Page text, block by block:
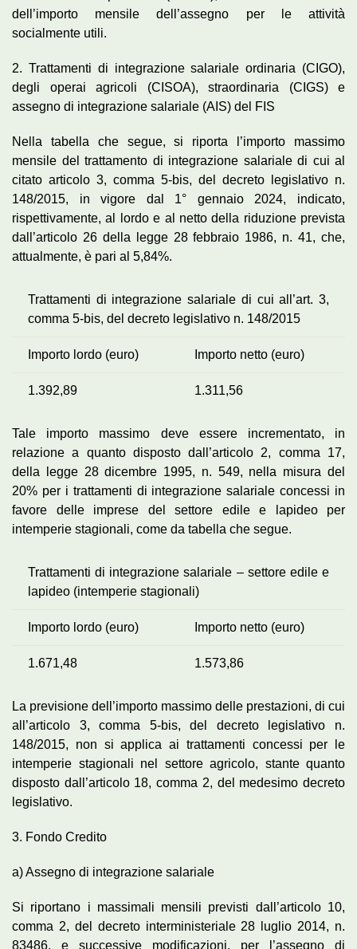
dell’importo mensile dell’assegno per le attività
socialmente utili.
2. Trattamenti di integrazione salariale ordinaria (CIGO),
degli operai agricoli (CISOA), straordinaria (CIGS) e
assegno di integrazione salariale (AIS) del FIS
Nella tabella che segue, si riporta l’importo massimo
mensile del trattamento di integrazione salariale di cui al
citato articolo 3, comma 5-bis, del decreto legislativo n.
148/2015, in vigore dal 1° gennaio 2024, indicato,
rispettivamente, al lordo e al netto della riduzione prevista
dall’articolo 26 della legge 28 febbraio 1986, n. 41, che,
attualmente, è pari al 5,84%.
Trattamenti di integrazione salariale di cui all’art. 3,
comma 5-bis, del decreto legislativo n. 148/2015
Importo lordo (euro) Importo netto (euro)
1.392,89 1.311,56
Tale importo massimo deve essere incrementato, in
relazione a quanto disposto dall’articolo 2, comma 17,
della legge 28 dicembre 1995, n. 549, nella misura del
20% per i trattamenti di integrazione salariale concessi in
favore delle imprese del settore edile e lapideo per
intemperie stagionali, come da tabella che segue.
Trattamenti di integrazione salariale – settore edile e
lapideo (intemperie stagionali)
Importo lordo (euro) Importo netto (euro)
1.671,48 1.573,86
La previsione dell’importo massimo delle prestazioni, di cui
all’articolo 3, comma 5-bis, del decreto legislativo n.
148/2015, non si applica ai trattamenti concessi per le
intemperie stagionali nel settore agricolo, stante quanto
disposto dall’articolo 18, comma 2, del medesimo decreto
legislativo.
3. Fondo Credito
a) Assegno di integrazione salariale
Si riportano i massimali mensili previsti dall’articolo 10,
comma 2, del decreto interministeriale 28 luglio 2014, n.
83486, e successive modificazioni, per l’assegno di